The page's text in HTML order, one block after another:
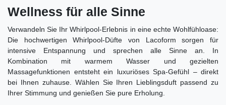
Wellness für alle Sinne
Verwandeln Sie Ihr Whirlpool-Erlebnis in eine echte Wohlfühloase:
Die hochwertigen Whirlpool-Düfte von Lacoform sorgen für
intensive Entspannung und sprechen alle Sinne an. In
Kombination mit warmem Wasser und gezielten
Massagefunktionen entsteht ein luxuriöses Spa-Gefühl – direkt
bei Ihnen zuhause. Wählen Sie Ihren Lieblingsduft passend zu
Ihrer Stimmung und genießen Sie pure Erholung.